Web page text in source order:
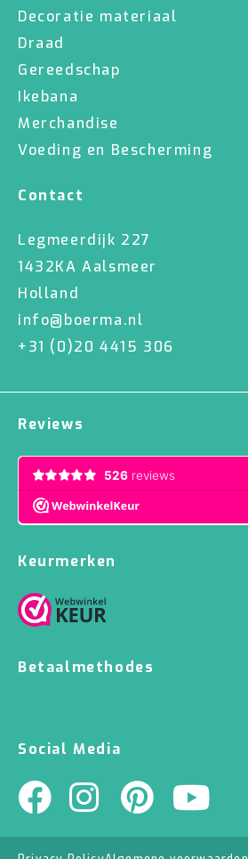
Decoratie materiaal
Draad
Gereedschap
Ikebana
Merchandise
Voeding en Bescherming
Contact
Legmeerdijk 227
1432KA Aalsmeer
Holland
info@boerma.nl
+31 (0)20 4415 306
Reviews
Keurmerken
Betaalmethodes
Social Media